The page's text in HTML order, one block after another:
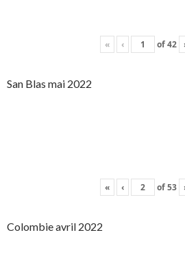
« ‹ of42
San Blas mai 2022
« ‹ of53
Colombie avril 2022